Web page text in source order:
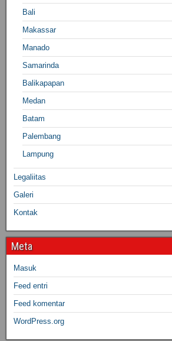
Bali
Makassar
Manado
Samarinda
Balikapapan
Medan
Batam
Palembang
Lampung
Legaliitas
Galeri
Kontak
Meta
Masuk
Feed entri
Feed komentar
WordPress.org